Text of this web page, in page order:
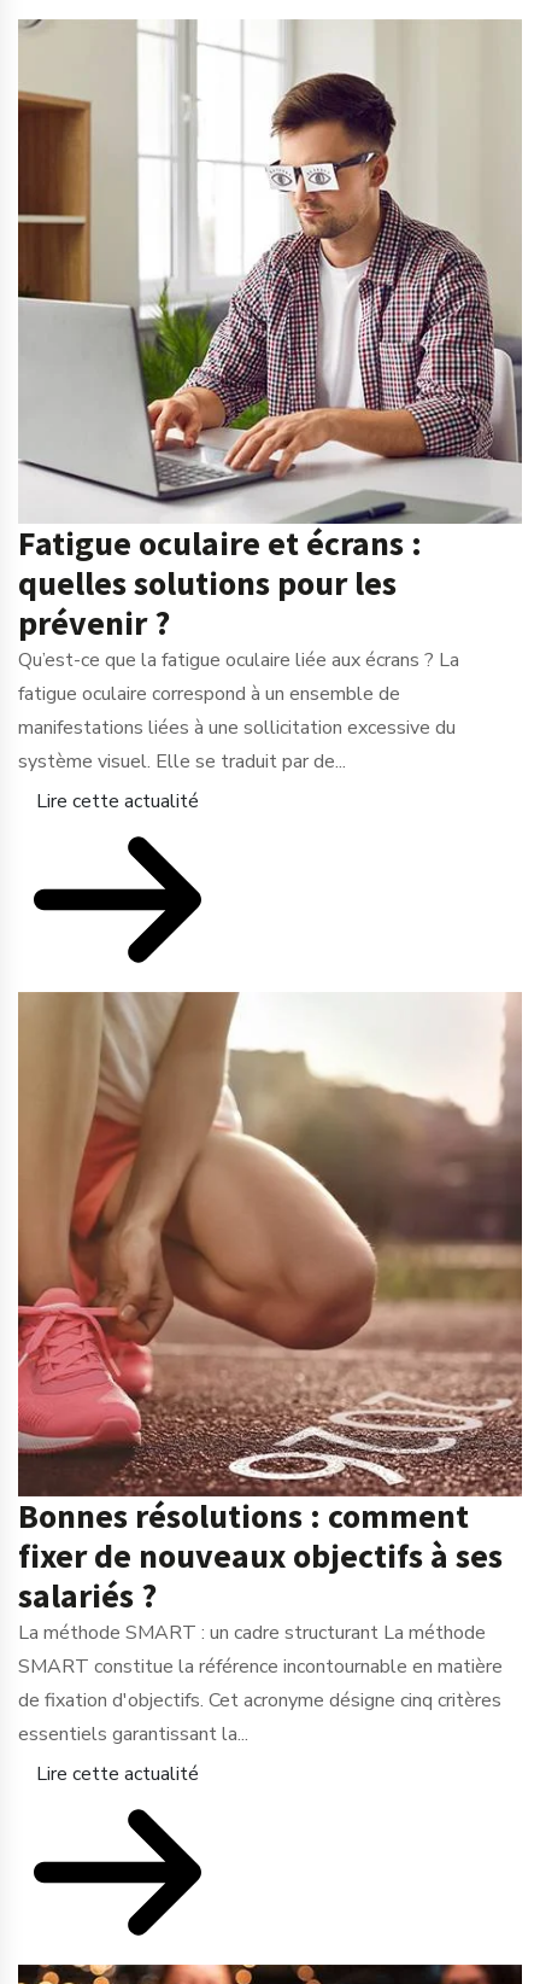
Fatigue oculaire et écrans :
quelles solutions pour les
prévenir ?
Qu’est-ce que la fatigue oculaire liée aux écrans ? La
fatigue oculaire correspond à un ensemble de
manifestations liées à une sollicitation excessive du
système visuel. Elle se traduit par de...
Lire cette actualité
Bonnes résolutions : comment
fixer de nouveaux objectifs à ses
salariés ?
La méthode SMART : un cadre structurant La méthode
SMART constitue la référence incontournable en matière
de fixation d'objectifs. Cet acronyme désigne cinq critères
essentiels garantissant la...
Lire cette actualité